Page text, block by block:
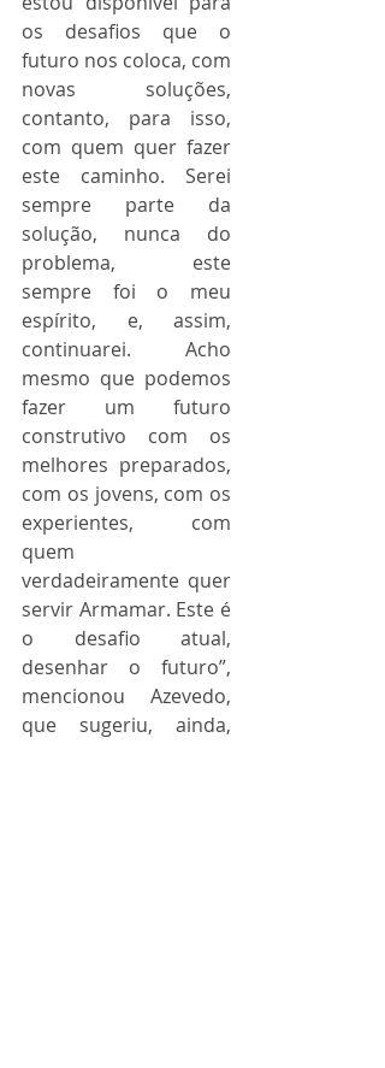
os desafios que o
futuro nos coloca, com
novas soluções,
contanto, para isso,
com quem quer fazer
este caminho. Serei
sempre parte da
solução, nunca do
problema, este
sempre foi o meu
espírito, e, assim,
continuarei. Acho
mesmo que podemos
fazer um futuro
construtivo com os
melhores preparados,
com os jovens, com os
experientes, com
quem
verdadeiramente quer
servir Armamar. Este é
o desafio atual,
desenhar o futuro”,
mencionou Azevedo,
que sugeriu, ainda,